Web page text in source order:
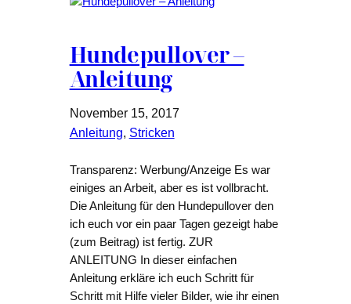
Hundepullover –
Anleitung
November 15, 2017
Anleitung, Stricken
Transparenz: Werbung/Anzeige Es war
einiges an Arbeit, aber es ist vollbracht.
Die Anleitung für den Hundepullover den
ich euch vor ein paar Tagen gezeigt habe
(zum Beitrag) ist fertig. ZUR
ANLEITUNG In dieser einfachen
Anleitung erkläre ich euch Schritt für
Schritt mit Hilfe vieler Bilder, wie ihr einen